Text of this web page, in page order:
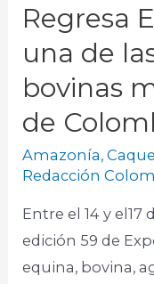
Regresa
una de
bovinas
de
Amazonía,
Redacción
Entre el 14 y el17
edición 59 de
equina, bovina,